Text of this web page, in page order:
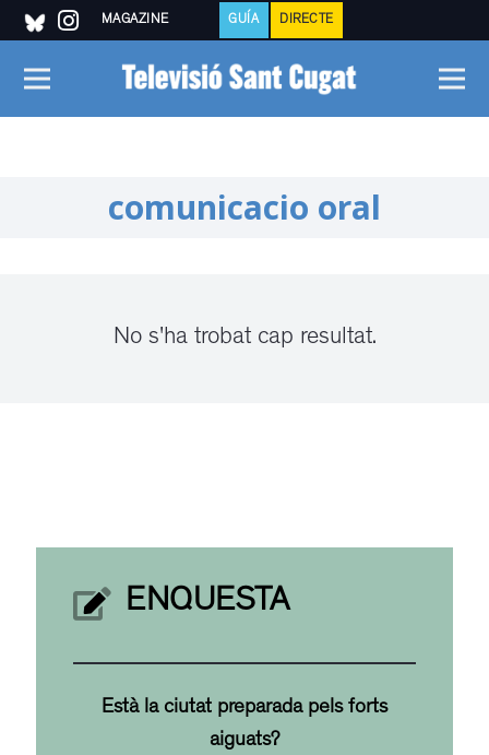
MAGAZINE GUÍA DIRECTE
comunicacio oral
No s'ha trobat cap resultat.
ENQUESTA
Està la ciutat preparada pels forts
aiguats?